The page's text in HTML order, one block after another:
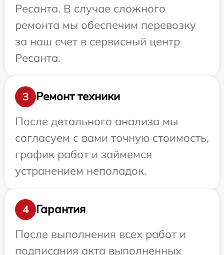
Ресанта. В случае сложного
ремонта мы обеспечим перевозку
за наш счет в сервисный центр
Ресанта.
3
Ремонт техники
После детального анализа мы
согласуем с вами точную стоимость,
график работ и займемся
устранением неполадок.
4
Гарантия
После выполнения всех работ и
подписания акта выполненных